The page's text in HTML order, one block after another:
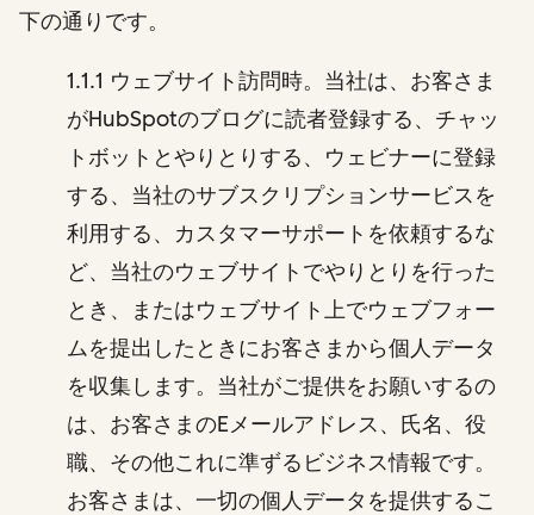
下の通りです。
1.1.1 ウェブサイト訪問時。当社は、お客さま
がHubSpotのブログに読者登録する、チャッ
トボットとやりとりする、ウェビナーに登録
する、当社のサブスクリプションサービスを
利用する、カスタマーサポートを依頼するな
ど、当社のウェブサイトでやりとりを行った
とき、またはウェブサイト上でウェブフォー
ムを提出したときにお客さまから個人データ
を収集します。当社がご提供をお願いするの
は、お客さまのEメールアドレス、氏名、役
職、その他これに準ずるビジネス情報です。
お客さまは、一切の個人データを提供するこ